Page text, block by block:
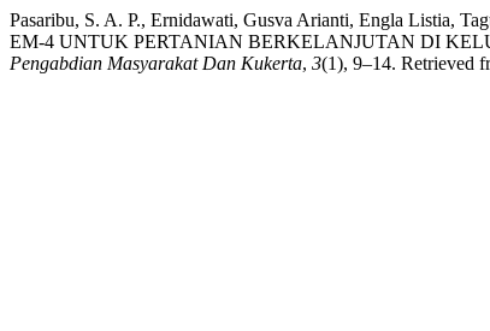
Pasaribu, S. A. P., Ernidawati, Gusva Arianti, Engla
EM-4 UNTUK PERTANIAN BERKELANJUTAN DI
Pengabdian Masyarakat Dan Kukerta, 3(1), 9–14. Retrieved